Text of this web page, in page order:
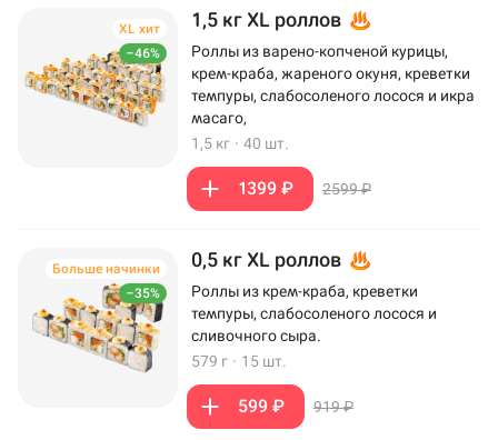
–46%
XL хит 1,5 кг XL роллов
Роллы из варено-копченой курицы,
крем-краба, жареного окуня, креветки
темпуры, слабосоленого лосося и икра
масаго,
1,5 кг · 40 шт.
1399 ₽ 2599 ₽
–35%
Больше начинки 0,5 кг XL роллов
Роллы из крем-краба, креветки
темпуры, слабосоленого лосося и
сливочного сыра.
579 г · 15 шт.
599 ₽ 919 ₽